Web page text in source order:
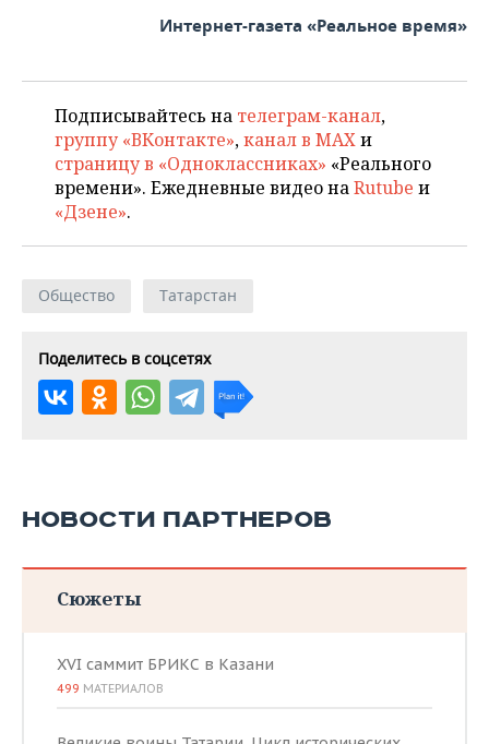
Интернет-газета «Реальное время»
Подписывайтесь на телеграм-канал,
группу «ВКонтакте»,канал в MAXи
страницу в «Одноклассниках» «Реального
времени». Ежедневные видео наRutube и
«Дзене».
Общество Татарстан
Поделитесь в соцсетях
НОВОСТИ ПАРТНЕРОВ
Сюжеты
XVI саммит БРИКС в Казани
499 МАТЕРИАЛОВ